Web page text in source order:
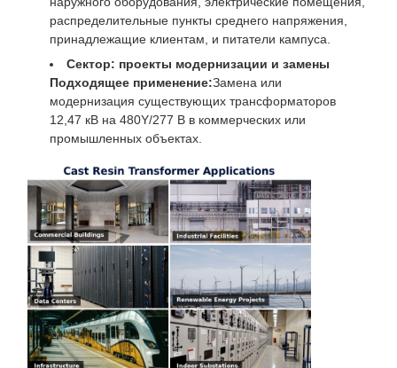
распределительные пункты среднего напряжения,
принадлежащие клиентам, и питатели кампуса.
Сектор: проекты модернизации и замены
Подходящее применение:Замена или
модернизация существующих трансформаторов
12,47 кВ на 480Y/277 В в коммерческих или
промышленных объектах.